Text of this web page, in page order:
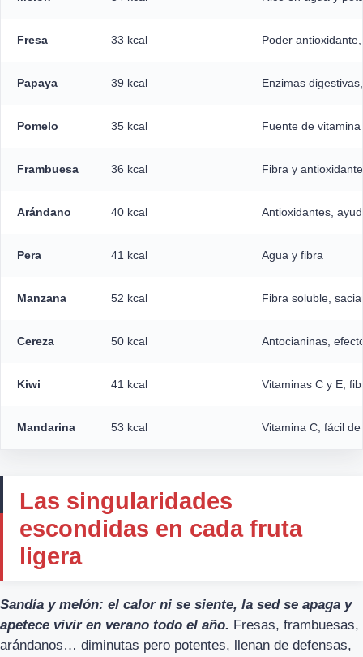
Fresa 33 kcal Poder
Papaya 39 kcal Enzimas
Pomelo 35 kcal Fuente de
Frambuesa 36 kcal Fibra y
Arándano 40 kcal Antioxidantes,
Pera 41 kcal Agua y fibra
Manzana 52 kcal Fibra soluble,
Cereza 50 kcal Antocianinas,
Kiwi 41 kcal Vitaminas C y E,
Mandarina 53 kcal Vitamina C, fácil
Las singularidades
escondidas en cada fruta
ligera
Sandía y melón: el calor ni se siente, la sed se apaga y
apetece vivir en verano todo el año. Fresas, frambuesas,
arándanos… diminutas pero potentes, llenan de defensas,